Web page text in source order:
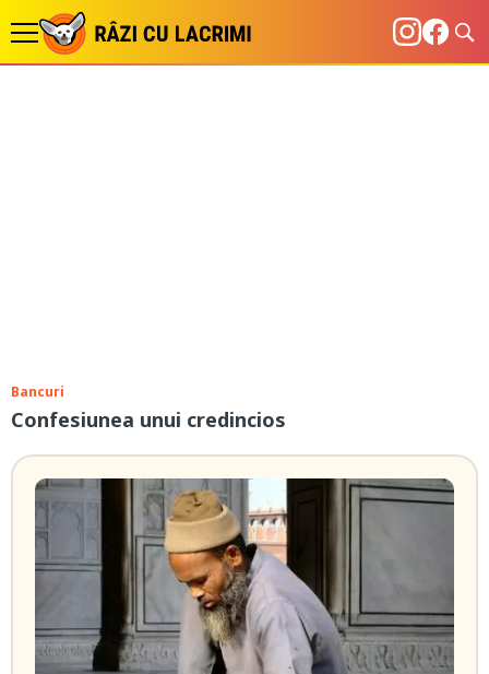
Bancuri
Confesiunea unui credincios